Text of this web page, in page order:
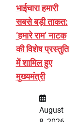
भाईचारा हमारी
सबसे बड़ी ताकत:
‘हमारे राम’ नाटक
की विशेष प्रस्तुति
में शामिल हुए
मुख्यमंत्री
August